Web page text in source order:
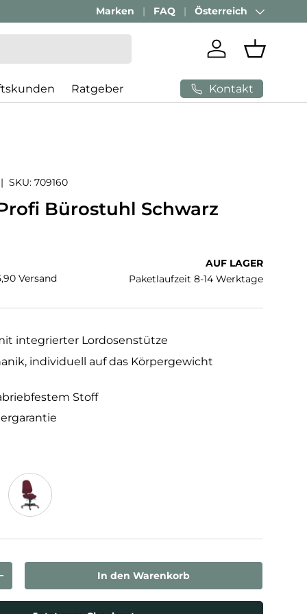
Marken FAQ Land/Region
Österreich
Einloggen
Ratgeber Kontakt
SKU: 709160
Bürostuhl Schwarz
Versand
AUF LAGER
Paketlaufzeit 8-14 Werktage
integrierter Lordosenstütze
individuell auf das Körpergewicht
Stoff
erhöhen In den Warenkorb